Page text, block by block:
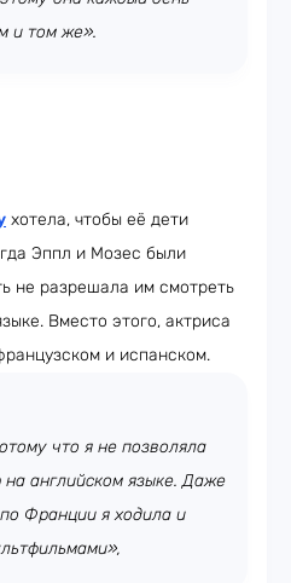
и том же».
хотела, чтобы её дети
Эппл и Мозес были
не разрешала им смотреть
Вместо этого, актриса
и испанском.
что я не позволяла
английском языке. Даже
Франции я ходила и